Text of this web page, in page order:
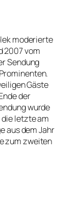
moderierte
2007 vom
Sendung
Gäste
der
wurde
die letzte am
aus dem Jahr
zum zweiten